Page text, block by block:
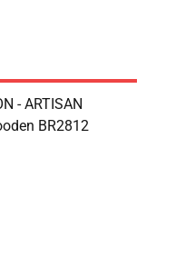
- ARTISAN
BR2812